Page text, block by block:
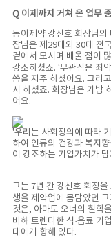
Q 이제까지 거쳐 온 업무
동아제약 강신호 회장님의
장님은 제29대와 30대 전
곁에서 모시며 배울 점이
강조하셨죠. ‘무관심은 죄
씀을 자주 하셨어요. 그리
시 하셨죠. 회장님은 가방
어요.
'우리는 사회정의에 따라
하여 인류의 건강과 복지
이 강조하는 기업가치가
그는 7년 간 강신호 회장을
생을 제약업에 몸담았던
것은, 아마도 오너의 철학
비해 트렌디한 식·음료 기
대에게 향해 있다.